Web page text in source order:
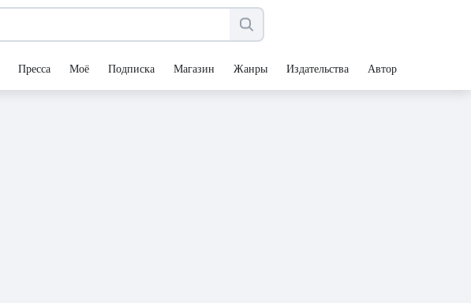
Пресса Моё Подписка Магазин Жанры Издательства Авторы